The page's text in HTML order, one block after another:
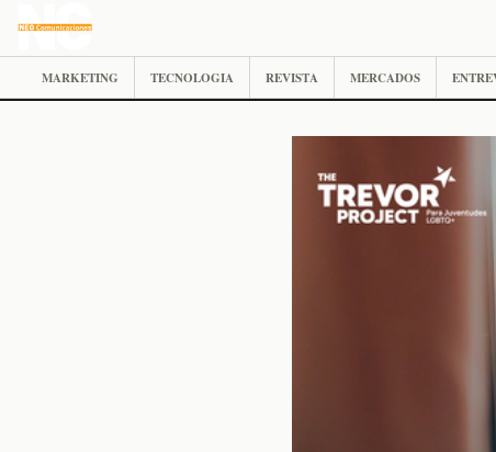
MARKETING TECNOLOGIA REVISTA MERCADOS